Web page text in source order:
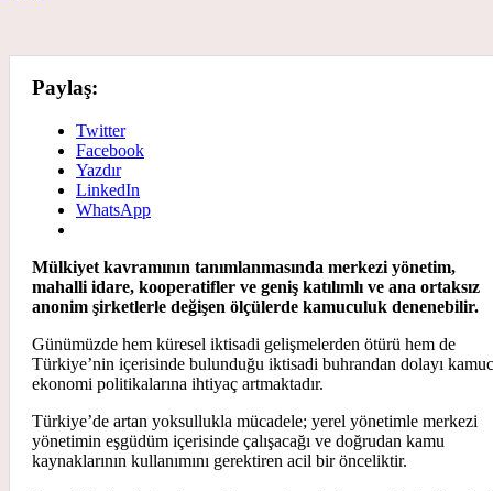
Paylaş:
Twitter
Facebook
Yazdır
LinkedIn
WhatsApp
Mülkiyet kavramının tanımlanmasında merkezi yönetim,
mahalli idare, kooperatifler ve geniş katılımlı ve ana ortaksız
anonim şirketlerle değişen ölçülerde kamuculuk denenebilir.
Günümüzde hem küresel iktisadi gelişmelerden ötürü hem de
Türkiye’nin içerisinde bulunduğu iktisadi buhrandan dolayı
ekonomi politikalarına ihtiyaç artmaktadır.
Türkiye’de artan yoksullukla mücadele; yerel yönetimle merkezi
yönetimin eşgüdüm içerisinde çalışacağı ve doğrudan kamu
kaynaklarının kullanımını gerektiren acil bir önceliktir.